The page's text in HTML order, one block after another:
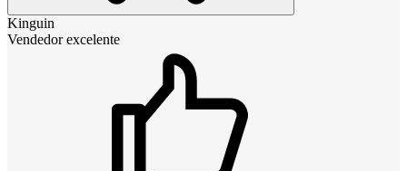
Kinguin
Vendedor excelente